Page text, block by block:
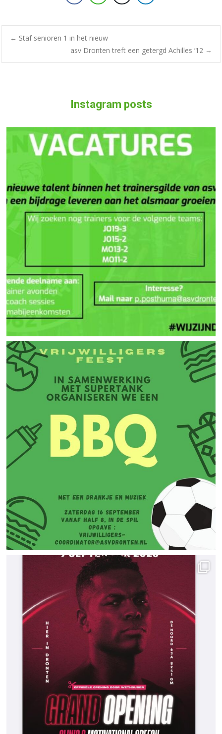
← Staf senioren 1 in het nieuw
asv Dronten treft een getergd Achilles ’12 →
Instagram posts